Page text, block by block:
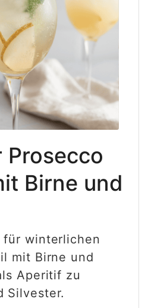
Prosecco
Birne und
für winterlichen
mit Birne und
Aperitif zu
Silvester.